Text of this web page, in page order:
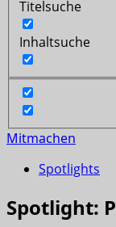
Titelsuche
Inhaltsuche
Mitmachen
Spotlights
Spotlight: